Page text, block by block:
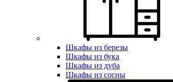
Шкафы из березы
Шкафы из бука
Шкафы из дуба
Шкафы из сосны